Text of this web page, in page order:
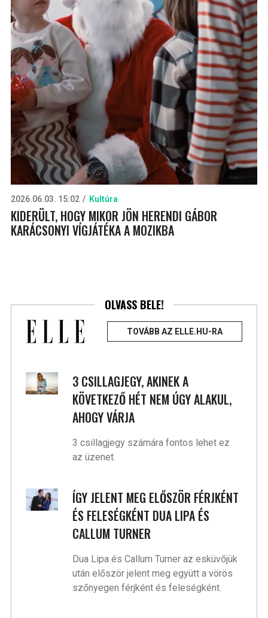
2026.06.03. 15:02 Kultúra
KIDERÜLT, HOGY MIKOR JÖN HERENDI GÁBOR
KARÁCSONYI VÍGJÁTÉKA A MOZIKBA
OLVASS BELE!
TOVÁBB AZ ELLE.HU-RA
3 CSILLAGJEGY, AKINEK A
KÖVETKEZŐ HÉT NEM ÚGY ALAKUL,
AHOGY VÁRJA
3 csillagjegy számára fontos lehet ez
az üzenet.
ÍGY JELENT MEG ELŐSZÖR FÉRJKÉNT
ÉS FELESÉGKÉNT DUA LIPA ÉS
CALLUM TURNER
Dua Lipa és Callum Turner az esküvőjük
után először jelent meg együtt a vörös
szőnyegen férjként és feleségként.